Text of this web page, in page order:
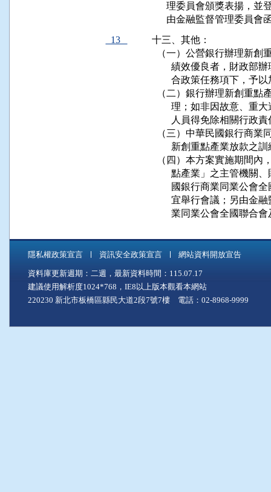
理委員會頒獎表揚，
由金融監督管理委員
13
十三、其他：
（一）公營銀行辦理新創
績效優良者，財政
合政策任務項下，予
（二）銀行辦理新創重點
理；如非因故意、
人員得免除相關行政
（三）中華民國銀行商業
新創重點產業放款
（四）本方案實施期間內
點產業」之主管機
國銀行商業同業公
宜舉行會議；另由
業同業公會全國聯
隱私權政策宣言 資訊安全政策宣言 網站資料開放宣告
資料庫更新週期：二週，最新資料時間：115.07.17
建議使用解析度1024*768，IE8以上版本觀看本網站
220230 新北市板橋區縣民大道2段7號7樓 電話：02-8968-9999